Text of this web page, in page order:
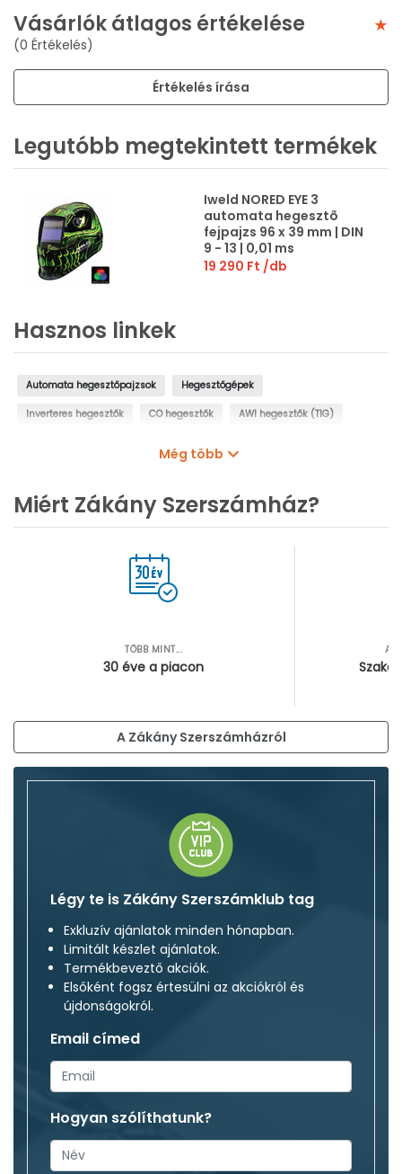
Vásárlók átlagos értékelése
(0 Értékelés)
Értékelés írása
Legutóbb megtekintett termékek
Iweld NORED EYE 3
automata hegesztõ
fejpajzs 96 x 39 mm | DIN
9 - 13 | 0,01 ms
19 290 Ft /db
Hasznos linkek
Automata hegesztőpajzsok Hegesztőgépek
Inverteres hegesztők CO hegesztők AWI hegesztők (TIG)
Még több
Miért Zákány Szerszámház?
TÖBB MINT...
30 éve a piacon
A Zákány Szerszámházról
Légy te is Zákány Szerszámklub tag
Exkluzív ajánlatok minden hónapban.
Limitált készlet ajánlatok.
Termékbeveztő akciók.
Elsőként fogsz értesülni az akciókról és
újdonságokról.
Email címed
Hogyan szólíthatunk?